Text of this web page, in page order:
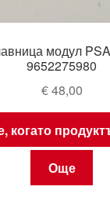
модул
9652275980
€48,00
когато
Още